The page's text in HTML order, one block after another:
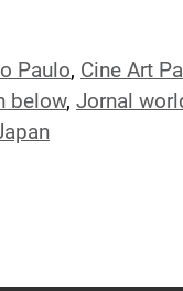
Paulo, Cine Art
below, Jornal